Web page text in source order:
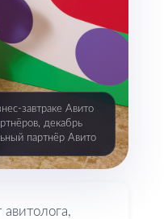
завтраке Авито
декабрь
партнёр Авито